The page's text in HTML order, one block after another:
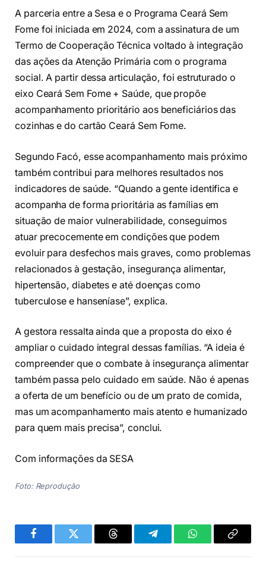
A parceria entre a Sesa e o Programa Ceará Sem
Fome foi iniciada em 2024, com a assinatura de um
Termo de Cooperação Técnica voltado à integração
das ações da Atenção Primária com o programa
social. A partir dessa articulação, foi estruturado o
eixo Ceará Sem Fome + Saúde, que propõe
acompanhamento prioritário aos beneficiários das
cozinhas e do cartão Ceará Sem Fome.
Segundo Facó, esse acompanhamento mais próximo
também contribui para melhores resultados nos
indicadores de saúde. “Quando a gente identifica e
acompanha de forma prioritária as famílias em
situação de maior vulnerabilidade, conseguimos
atuar precocemente em condições que podem
evoluir para desfechos mais graves, como problemas
relacionados à gestação, insegurança alimentar,
hipertensão, diabetes e até doenças como
tuberculose e hanseníase”, explica.
A gestora ressalta ainda que a proposta do eixo é
ampliar o cuidado integral dessas famílias. “A ideia é
compreender que o combate à insegurança alimentar
também passa pelo cuidado em saúde. Não é apenas
a oferta de um benefício ou de um prato de comida,
mas um acompanhamento mais atento e humanizado
para quem mais precisa”, conclui.
Com informações da SESA
Foto: Reprodução
FacebookTwitter Threads TelegramWhatsAppCopiar